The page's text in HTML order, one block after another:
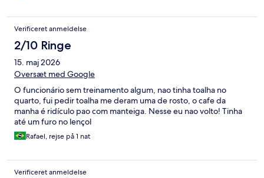
Verificeret anmeldelse
2/10 Ringe
15. maj 2026
Oversæt med Google
O funcionário sem treinamento algum, nao tinha toalha no
quarto, fui pedir toalha me deram uma de rosto, o cafe da
manha é ridículo pao com manteiga. Nesse eu nao volto! Tinha
até um furo no lençol
Rafael, rejse på 1 nat
Verificeret anmeldelse